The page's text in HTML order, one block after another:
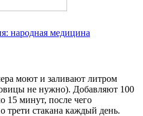
народная медицина
моют и заливают литром
не нужно). Добавляют 100
15 минут, после чего
стакана каждый день.